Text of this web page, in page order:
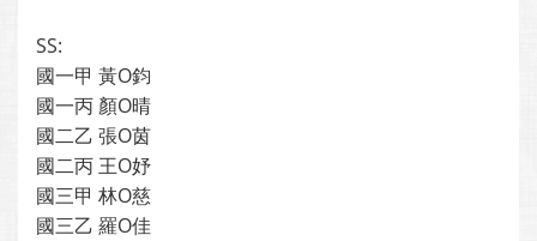
SS:
國一甲 黃O鈞
國一丙 顏O晴
國二乙 張O茵
國二丙 王O妤
國三甲 林O慈
國三乙 羅O佳